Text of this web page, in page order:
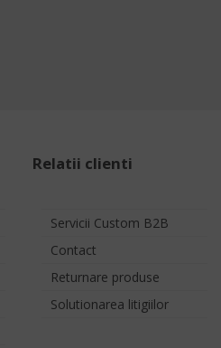
Relatii clienti
Servicii Custom B2B
Contact
Returnare produse
Solutionarea litigiilor